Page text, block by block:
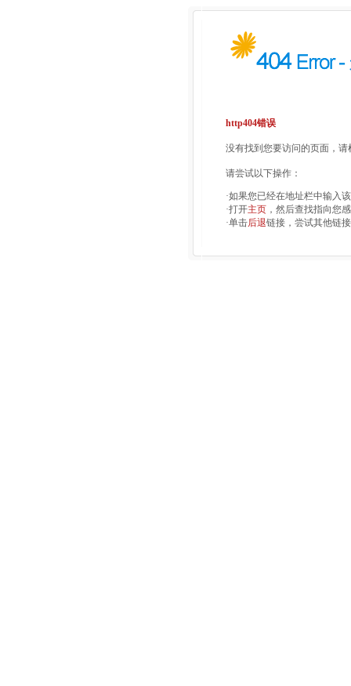
http404错误
没有找到您要访问的页面，
请尝试以下操作：
·如果您已经在地址栏中输入
·打开主页 ，然后查找指向您
·单击后退链接，尝试其他链